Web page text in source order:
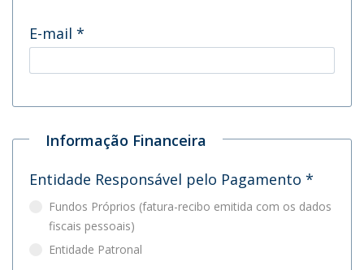
E-mail *
Informação Financeira
Entidade Responsável pelo Pagamento *
Fundos Próprios (fatura-recibo emitida com os dados
fiscais pessoais)
Entidade Patronal